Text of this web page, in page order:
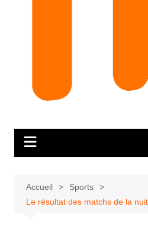
Accueil
Sports
Le résultat des matchs de la